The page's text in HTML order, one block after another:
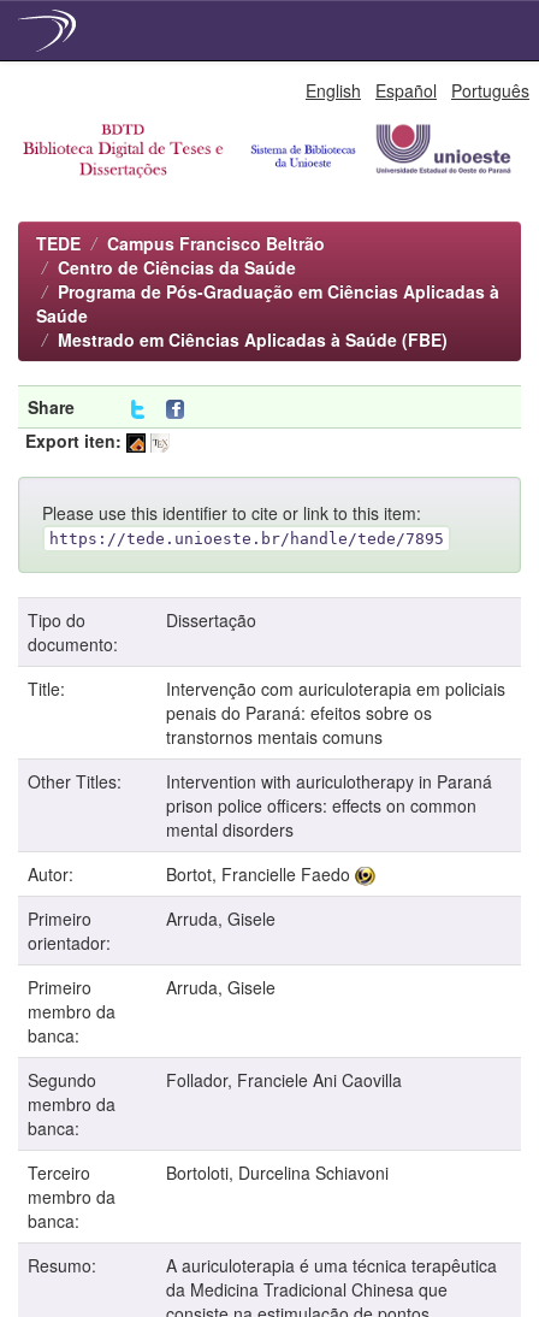
English Español Português
TEDE
Campus Francisco Beltrão
Centro de Ciências da Saúde
Programa de Pós-Graduação em Ciências Aplicadas à
Saúde
Mestrado em Ciências Aplicadas à Saúde (FBE)
Share
Export iten:
Please use this identifier to cite or link to this item:
https://tede.unioeste.br/handle/tede/7895
Tipo do
documento:
Dissertação
Title:
Intervenção com auriculoterapia em policiais
penais do Paraná: efeitos sobre os
transtornos mentais comuns
Other Titles:
Intervention with auriculotherapy in Paraná
prison police officers: effects on common
mental disorders
Autor:
Bortot, Francielle Faedo
Primeiro
orientador:
Arruda, Gisele
Primeiro
membro da
banca:
Arruda, Gisele
Segundo
membro da
banca:
Follador, Franciele Ani Caovilla
Terceiro
membro da
banca:
Bortoloti, Durcelina Schiavoni
Resumo:
A auriculoterapia é uma técnica terapêutica
da Medicina Tradicional Chinesa que